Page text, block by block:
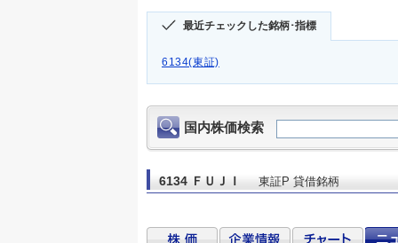
最近チェックした銘柄･指標
6134(東証)